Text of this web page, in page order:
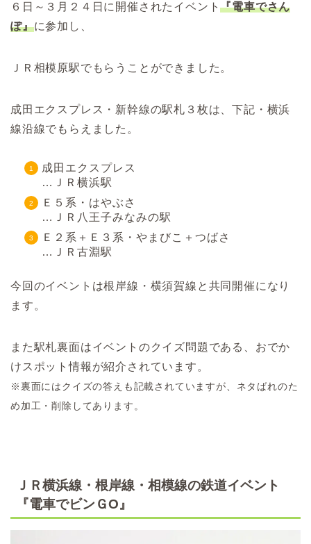
６日～３月２４日に開催されたイベント『電車でさん
ぽ』に参加し、
ＪＲ相模原駅でもらうことができました。
成田エクスプレス・新幹線の駅札３枚は、下記・横浜
線沿線でもらえました。
成田エクスプレス
…ＪＲ横浜駅
Ｅ５系・はやぶさ
…ＪＲ八王子みなみの駅
Ｅ２系＋Ｅ３系・やまびこ＋つばさ
…ＪＲ古淵駅
今回のイベントは根岸線・横須賀線と共同開催になり
ます。
また駅札裏面はイベントのクイズ問題である、おでか
けスポット情報が紹介されています。
※裏面にはクイズの答えも記載されていますが、ネタばれのた
め加工・削除してあります。
ＪＲ横浜線・根岸線・相模線の鉄道イベント
『電車でビンＧO』